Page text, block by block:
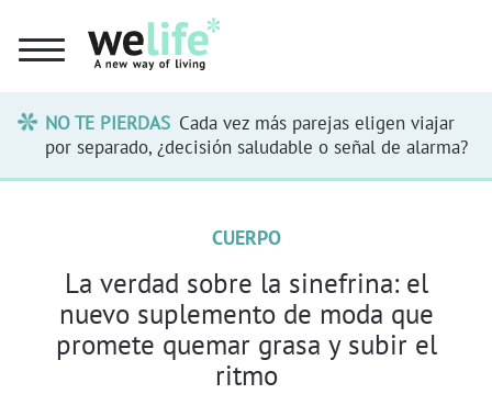
NO TE PIERDAS Cada vez más parejas eligen viajar
por separado, ¿decisión saludable o señal de alarma?
CUERPO
La verdad sobre la sinefrina: el
nuevo suplemento de moda que
promete quemar grasa y subir el
ritmo